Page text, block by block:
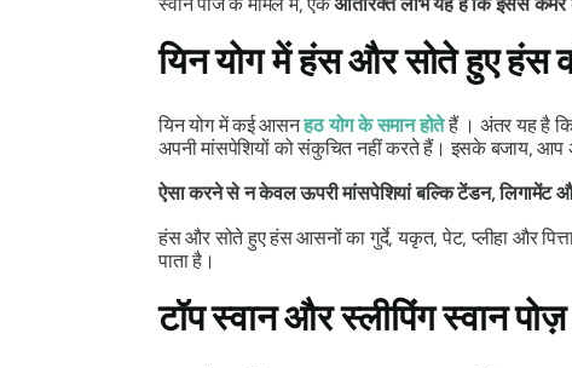
यिन योग में हंस और सोते हुए हंस
यिन योग में कईआसनहठ योग के समान होतेहैं । अंतर यह है
अपनी मांसपेशियों को संकुचित नहीं करते हैं। इसके बजाय, आप
ऐसा करने से न केवल ऊपरी मांसपेशियां बल्कि टेंडन, लिगामेंट
हंस और सोते हुए हंसआसनों कागुर्दे, यकृत, पेट, प्लीहा और
पाता है।
टॉप स्वान और स्लीपिंग स्वान